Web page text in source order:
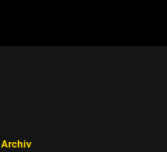
Archiv